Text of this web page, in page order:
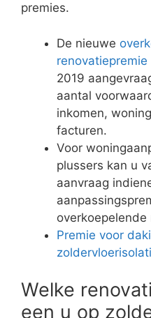
premies.
De nieuwe
renovatiepremie
2019
aantal
inkomen,
facturen.
Voor
plussers kan u
aanvraag
Premie voor
Welke
een u op